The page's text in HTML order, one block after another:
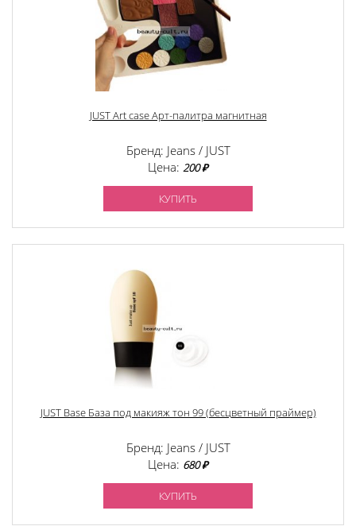
JUST Art case Арт-палитра магнитная
Бренд: Jeans / JUST
Цена: 200 ₽
КУПИТЬ
JUST Base База под макияж тон 99 (бесцветный праймер)
Бренд: Jeans / JUST
Цена: 680 ₽
КУПИТЬ